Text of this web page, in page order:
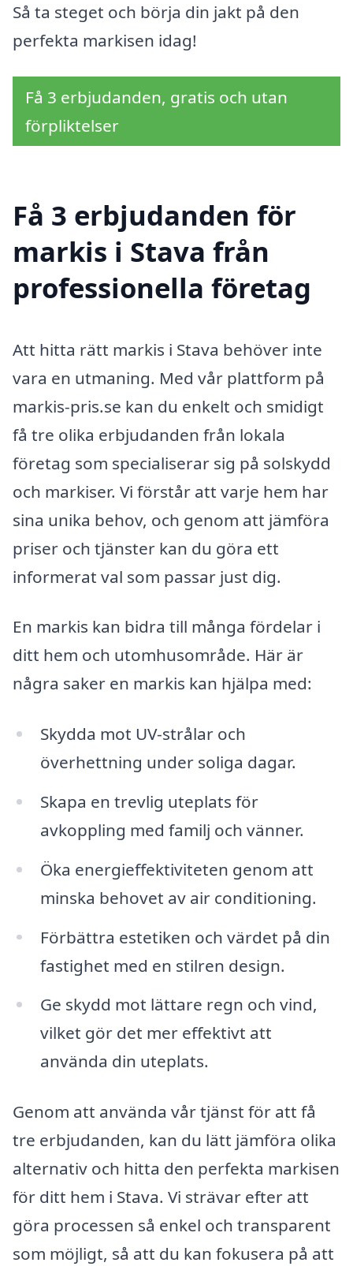
Så ta steget och börja din jakt på den
perfekta markisen idag!
Få 3 erbjudanden, gratis och utan
förpliktelser
Få 3 erbjudanden för
markis i Stava från
professionella företag
Att hitta rätt markis i Stava behöver inte
vara en utmaning. Med vår plattform på
markis-pris.se kan du enkelt och smidigt
få tre olika erbjudanden från lokala
företag som specialiserar sig på solskydd
och markiser. Vi förstår att varje hem har
sina unika behov, och genom att jämföra
priser och tjänster kan du göra ett
informerat val som passar just dig.
En markis kan bidra till många fördelar i
ditt hem och utomhusområde. Här är
några saker en markis kan hjälpa med:
Skydda mot UV-strålar och
överhettning under soliga dagar.
Skapa en trevlig uteplats för
avkoppling med familj och vänner.
Öka energieffektiviteten genom att
minska behovet av air conditioning.
Förbättra estetiken och värdet på din
fastighet med en stilren design.
Ge skydd mot lättare regn och vind,
vilket gör det mer effektivt att
använda din uteplats.
Genom att använda vår tjänst för att få
tre erbjudanden, kan du lätt jämföra olika
alternativ och hitta den perfekta markisen
för ditt hem i Stava. Vi strävar efter att
göra processen så enkel och transparent
som möjligt, så att du kan fokusera på att